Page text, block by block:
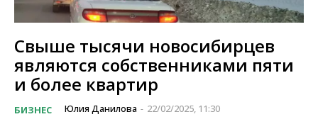
Свыше тысячи новосибирцев
являются собственниками пяти
и более квартир
БИЗНЕС Юлия Данилова - 22/02/2025, 11:30